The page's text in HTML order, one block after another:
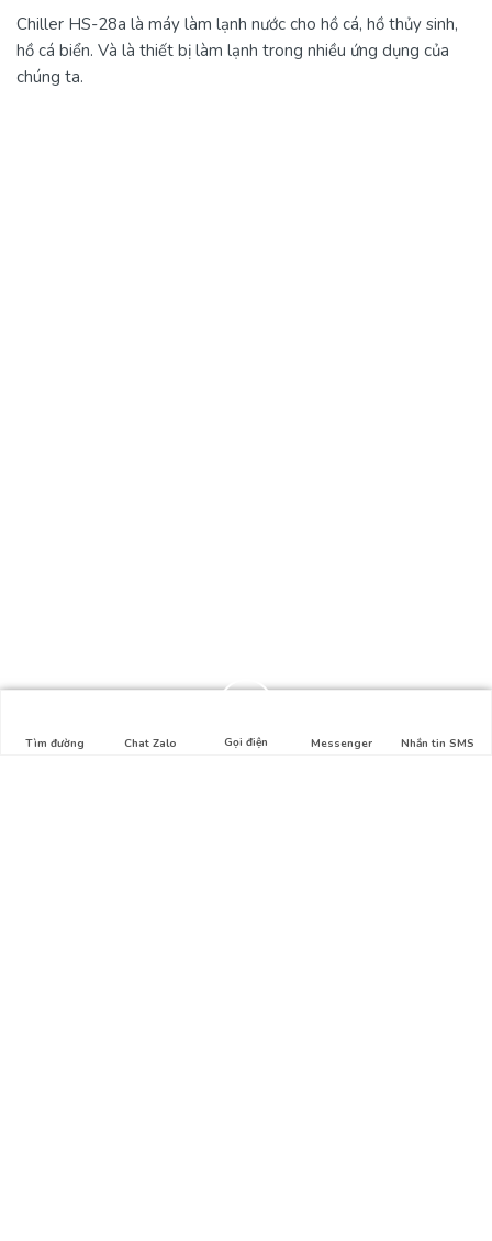
Chiller HS-28a là máy làm lạnh nước cho hồ cá, hồ thủy sinh,
hồ cá biển. Và là thiết bị làm lạnh trong nhiều ứng dụng của
chúng ta.
Tìm đường Chat Zalo Gọi điện Messenger Nhắn tin SMS